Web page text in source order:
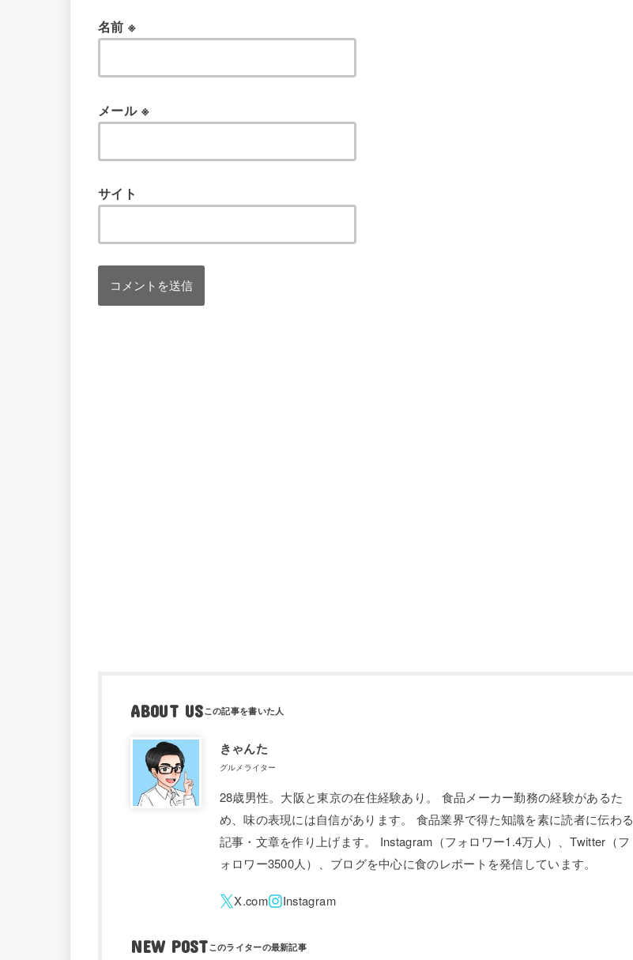
名前※
メール ※
サイト
ABOUT US
きゃんた
グルメライター
28歳男性。大阪と東京の在住経験あり。 食品メーカー勤務の経験があるた
め、味の表現には自信があります。 食品業界で得た知識を素に読者に伝わる
記事・文章を作り上げます。 Instagram（フォロワー1.4万人）、Twitter（フ
ォロワー3500人）、ブログを中心に食のレポートを発信しています。
NEW POST